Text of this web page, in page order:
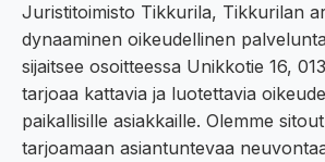
Juristitoimisto Tikkurila, Tikkurilan
dynaaminen oikeudellinen
sijaitsee osoitteessa Unikkotie 16,
tarjoaa kattavia ja luotettavia
paikallisille asiakkaille. Olemme
tarjoamaan asiantuntevaa